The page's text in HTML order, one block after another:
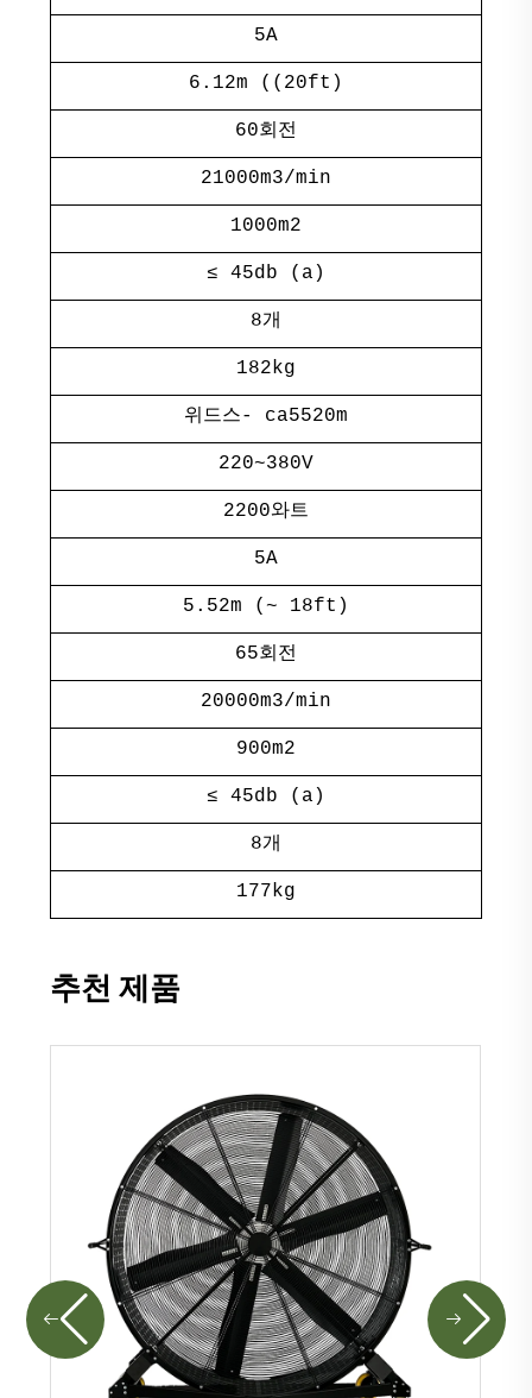
5A
6.12m ((20ft)
60회전
21000m3/min
1000m2
≤ 45db (a)
8개
182kg
위드스- ca5520m
220~380V
2200와트
5A
5.52m (~ 18ft)
65회전
20000m3/min
900m2
≤ 45db (a)
8개
177kg
추천 제품